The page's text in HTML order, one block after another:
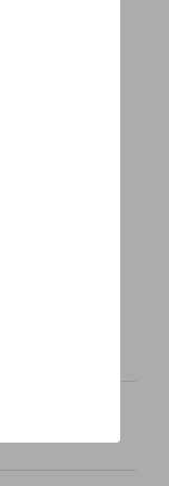
recommandés
connaitre le prix
veuillez
recommandés